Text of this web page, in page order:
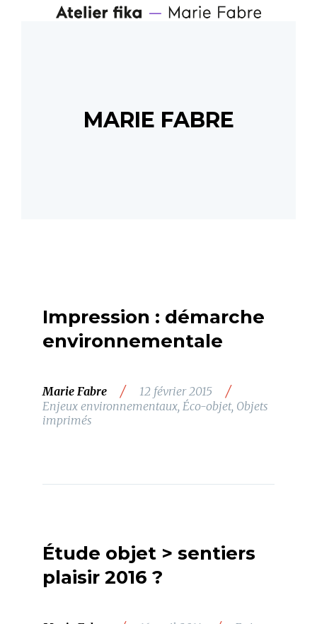
MARIE FABRE
Impression : démarche
environnementale
Marie Fabre / 12 février 2015 /
Enjeux environnementaux, Éco-objet, Objets
imprimés
Étude objet > sentiers
plaisir 2016 ?